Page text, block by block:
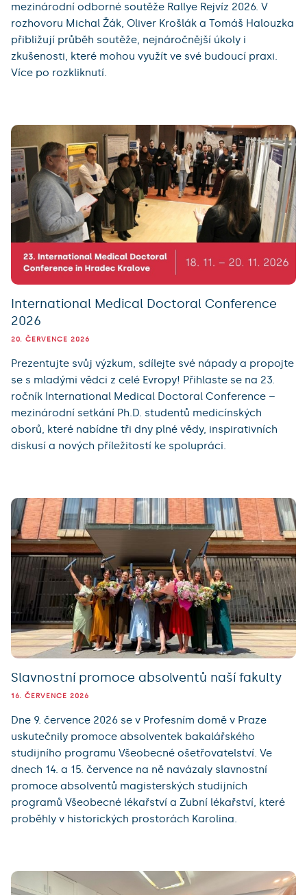
mezinárodní odborné soutěže Rallye Rejvíz 2026. V
rozhovoru Michal Žák, Oliver Krošlák a Tomáš Halouzka
přibližují průběh soutěže, nejnáročnější úkoly i
zkušenosti, které mohou využít ve své budoucí praxi.
Více po rozkliknutí.
International Medical Doctoral Conference
2026
20. ČERVENCE 2026
Prezentujte svůj výzkum, sdílejte své nápady a propojte
se s mladými vědci z celé Evropy! Přihlaste se na 23.
ročník International Medical Doctoral Conference –
mezinárodní setkání Ph.D. studentů medicínských
oborů, které nabídne tři dny plné vědy, inspirativních
diskusí a nových příležitostí ke spolupráci.
Slavnostní promoce absolventů naší fakulty
16. ČERVENCE 2026
Dne 9. července 2026 se v Profesním domě v Praze
uskutečnily promoce absolventek bakalářského
studijního programu Všeobecné ošetřovatelství. Ve
dnech 14. a 15. července na ně navázaly slavnostní
promoce absolventů magisterských studijních
programů Všeobecné lékařství a Zubní lékařství, které
proběhly v historických prostorách Karolina.